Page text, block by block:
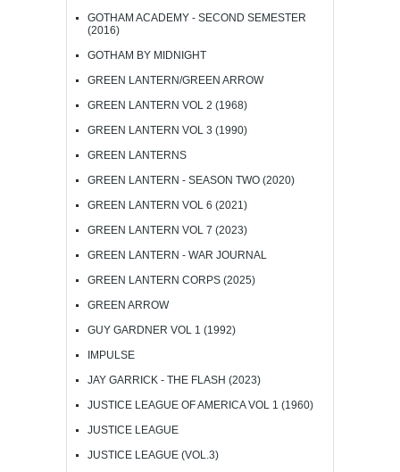
GOTHAM ACADEMY - SECOND SEMESTER
(2016)
GOTHAM BY MIDNIGHT
GREEN LANTERN/GREEN ARROW
GREEN LANTERN VOL 2 (1968)
GREEN LANTERN VOL 3 (1990)
GREEN LANTERNS
GREEN LANTERN - SEASON TWO (2020)
GREEN LANTERN VOL 6 (2021)
GREEN LANTERN VOL 7 (2023)
GREEN LANTERN - WAR JOURNAL
GREEN LANTERN CORPS (2025)
GREEN ARROW
GUY GARDNER VOL 1 (1992)
IMPULSE
JAY GARRICK - THE FLASH (2023)
JUSTICE LEAGUE OF AMERICA VOL 1 (1960)
JUSTICE LEAGUE
JUSTICE LEAGUE (VOL.3)